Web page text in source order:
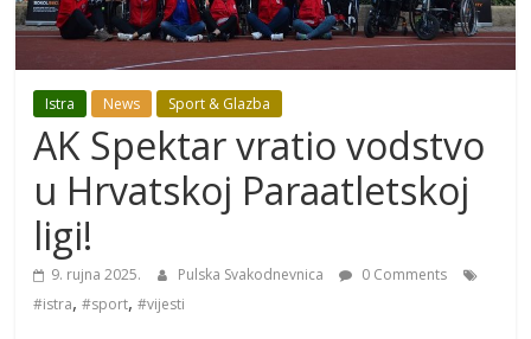
Istra News Sport & Glazba
AK Spektar vratio vodstvo
u Hrvatskoj Paraatletskoj
ligi!
9. rujna 2025. Pulska Svakodnevnica
0 Comments
#istra,#sport,#vijesti